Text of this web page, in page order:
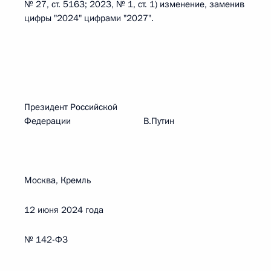
№ 27, ст. 5163; 2023, № 1, ст. 1) изменение, заменив
цифры "2024" цифрами "2027".
Президент Российской
Федерации В.Путин
Москва, Кремль
12 июня 2024 года
№ 142-ФЗ